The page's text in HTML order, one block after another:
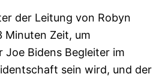
der Leitung von Robyn
Minuten Zeit, um
Joe Bidens Begleiter im
sein wird, und der